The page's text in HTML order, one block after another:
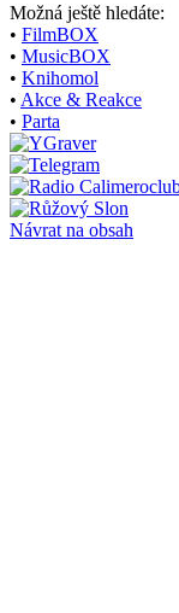
Možná ještě hledáte:
• FilmBOX
• MusicBOX
• Knihomol
• Akce & Reakce
• Parta
Návrat na obsah